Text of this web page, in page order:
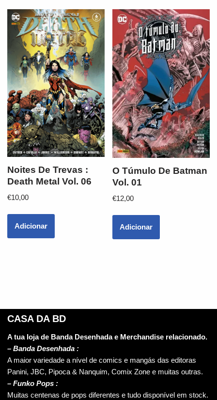
Noites De Trevas :
Death Metal Vol. 06
€10,00
Adicionar
O Túmulo De Batman
Vol. 01
€12,00
Adicionar
CASA DA BD
A tua loja de Banda Desenhada e Merchandise relacionado.
– Banda Desenhada :
A maior variedade a nível de comics e mangás das editoras
Panini, JBC, Pipoca & Nanquim, Comix Zone e muitas outras.
– Funko Pops :
Muitas centenas de pops diferentes e tudo disponível em stock.